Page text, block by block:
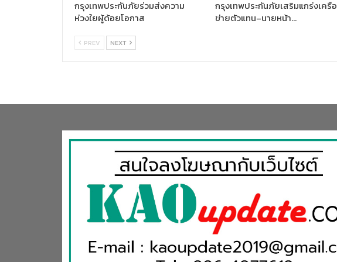
กรุงเทพประกันภัยร่วมส่งความ
ห่วงใยผู้ด้อยโอกาส
กรุงเทพประกันภัยเสริมแกร่งเครือ
ข่ายตัวแทน–นายหน้า…
PREV NEXT